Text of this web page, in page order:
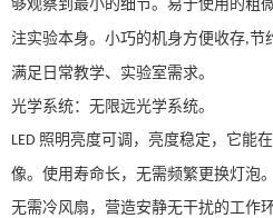
够观察到最小的细节。易于使用的粗
注实验本身。小巧的机身方便收存,节
满足日常教学、实验室需求。
光学系统：无限远光学系统。
LED 照明 亮度可调，亮度稳定，它能
像。使用寿命长，无需频繁更换灯泡
无需冷风扇，营造安静无干扰的工作